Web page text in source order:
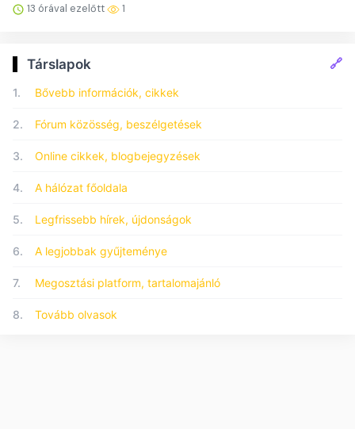
13 órával ezelőtt 1
Társlapok 🔗
1. Bővebb információk, cikkek
2. Fórum közösség, beszélgetések
3. Online cikkek, blogbejegyzések
4. A hálózat főoldala
5. Legfrissebb hírek, újdonságok
6. A legjobbak gyűjteménye
7. Megosztási platform, tartalomajánló
8. Tovább olvasok